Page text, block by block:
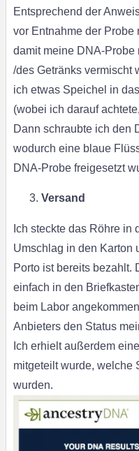
Entsprechend der
vor Entnahme der Probe
damit meine DNA-Probe
/des Getränks vermischt
ich etwas Speichel in
(wobei ich darauf
Dann schraubte ich den
wodurch eine blaue
DNA-Probe freigesetzt
Versand
Ich steckte das Röhre in
Umschlag in den Karton
Porto ist bereits bezahlt.
einfach in den
beim Labor
Anbieters den Status
Ich erhielt außerdem
mitgeteilt wurde, welche
wurden.